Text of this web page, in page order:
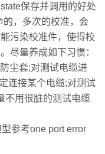
保存并调用的好处
，多次的校准，会
污染校准件，使得校
尽量养成如下习惯：
尘套;对测试电缆进
连接某个电缆;对测试
不用很脏的测试电缆
参考one port error